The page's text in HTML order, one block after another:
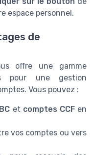
espace personnel.
de
offre une gamme
pour une gestion
Vous pouvez :
et comptes CCFen
vos comptes ou vers